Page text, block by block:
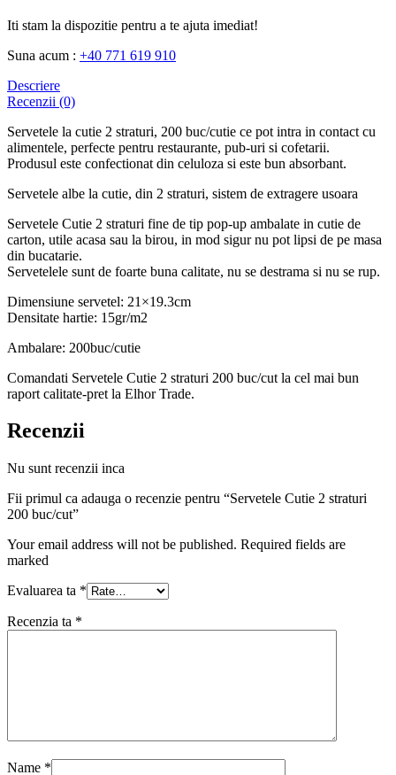
Iti stam la dispozitie pentru a te ajuta imediat!
Suna acum : +40 771 619 910
Descriere
Recenzii (0)
Servetele la cutie 2 straturi, 200 buc/cutie ce pot intra in contact cu
alimentele, perfecte pentru restaurante, pub-uri si cofetarii.
Produsul este confectionat din celuloza si este bun absorbant.
Servetele albe la cutie, din 2 straturi, sistem de extragere usoara
Servetele Cutie 2 straturi fine de tip pop-up ambalate in cutie de
carton, utile acasa sau la birou, in mod sigur nu pot lipsi de pe masa
din bucatarie.
Servetelele sunt de foarte buna calitate, nu se destrama si nu se rup.
Dimensiune servetel: 21×19.3cm
Densitate hartie: 15gr/m2
Ambalare: 200buc/cutie
Comandati Servetele Cutie 2 straturi 200 buc/cut la cel mai bun
raport calitate-pret la Elhor Trade.
Recenzii
Nu sunt recenzii inca
Fii primul ca adauga o recenzie pentru “Servetele Cutie 2 straturi
200 buc/cut”
Your email address will not be published. Required fields are
marked
Evaluarea ta *
Recenzia ta *
Name *